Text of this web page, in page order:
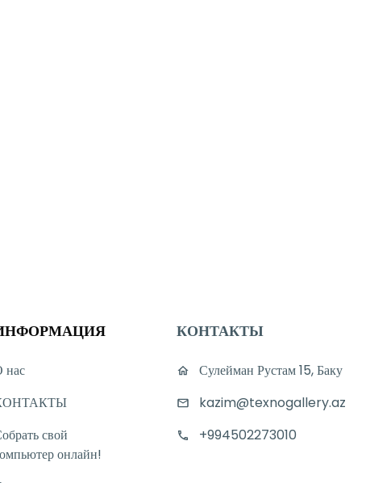
нас
свой
онлайн!
КОНТАКТЫ
Сулейман Рустам 15, Баку
kazim@texnogallery.az
+994502273010